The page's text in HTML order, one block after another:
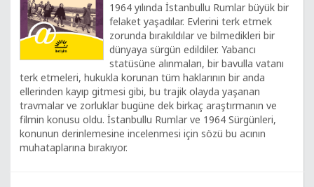
1964 yılında İstanbullu Rumlar büyük bir
felaket yaşadılar. Evlerini terk etmek
zorunda bırakıldılar ve bilmedikleri bir
dünyaya sürgün edildiler. Yabancı
statüsüne alınmaları, bir bavulla vatanı
terk etmeleri, hukukla korunan tüm haklarının bir anda
ellerinden kayıp gitmesi gibi, bu trajik olayda yaşanan
travmalar ve zorluklar bugüne dek birkaç araştırmanın ve
filmin konusu oldu. İstanbullu Rumlar ve 1964 Sürgünleri,
konunun derinlemesine incelenmesi için sözü bu acının
muhataplarına bırakıyor.